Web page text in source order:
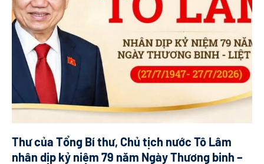
Thư của Tổng Bí thư, Chủ tịch nước Tô Lâm
nhân dịp kỷ niệm 79 năm Ngày Thương binh –